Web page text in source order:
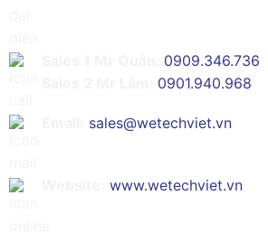
0909.346.736
0901.940.968
sales@wetechviet.vn
www.wetechviet.vn